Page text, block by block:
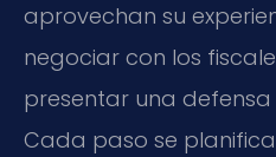
aprovechan su
negociar con los
presentar una defensa
Cada paso se